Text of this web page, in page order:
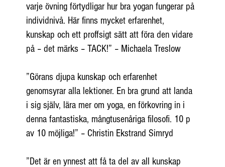
varje övning förtydligar hur bra yogan fungerar på
individnivå. Här finns mycket erfarenhet,
kunskap och ett proffsigt sätt att föra den vidare
på – det märks – TACK!” – Michaela Treslow
”Görans djupa kunskap och erfarenhet
genomsyrar alla lektioner. En bra grund att landa
i sig själv, lära mer om yoga, en förkovring in i
denna fantastiska, mångtusenåriga filosofi. 10 p
av 10 möjliga!” – Christin Ekstrand Simryd
”Det är en ynnest att få ta del av all kunskap